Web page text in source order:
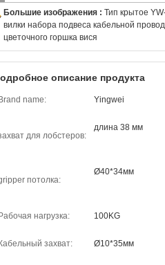
Большие изображения : Тип крытое
вилки набора подвеса кабельной
цветочного горшка вися
описание продукта
Brand name: Yingwei
для лобстеров:
длина 38 мм
потолка:
Ø40*34мм
Рабочая нагрузка: 100KG
Кабельный захват: Ø10*35мм